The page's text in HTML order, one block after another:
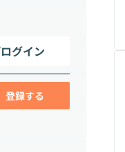
グイン
登録する